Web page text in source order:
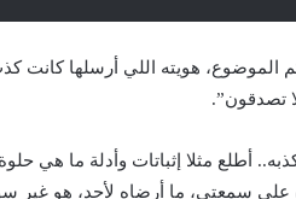
الموضوع، هويته اللي أرسلها كانت
تصدقون”.
أطلع مثلا إثباتات وأدلة ما هي
على سمعتي، ما أرضاه لأحد، هو غير